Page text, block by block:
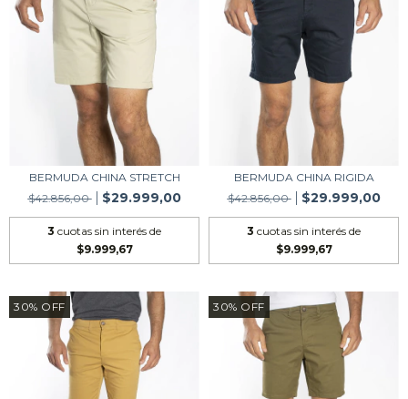
BERMUDA CHINA STRETCH
$42.856,00
$29.999,00
3 cuotas sin interés de
$9.999,67
BERMUDA CHINA RIGIDA
$42.856,00
$29.999,00
3 cuotas sin interés de
$9.999,67
30% OFF 30% OFF